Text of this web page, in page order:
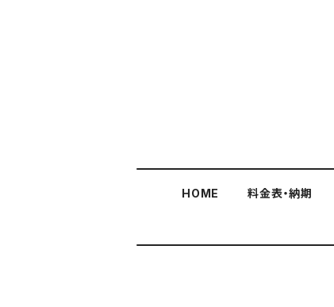
HOME 料金表・納期